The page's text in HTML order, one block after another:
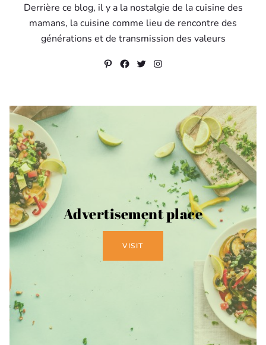
Derrière ce blog, il y a la nostalgie de la cuisine des
mamans, la cuisine comme lieu de rencontre des
générations et de transmission des valeurs
Pinterest
Facebook
Twitter
Instagram
Advertisement place
VISIT